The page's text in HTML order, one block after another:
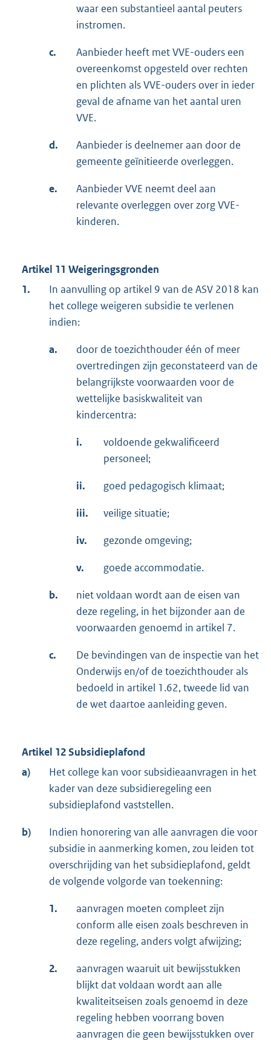
waar een substantieel aantal peuters
instromen.
c.
Aanbieder heeft met VVE-ouders een
overeenkomst opgesteld over rechten
en plichten als VVE-ouders over in ieder
geval de afname van het aantal uren
VVE.
d.
Aanbieder is deelnemer aan door de
gemeente geïnitieerde overleggen.
e.
Aanbieder VVE neemt deel aan
relevante overleggen over zorg VVE-
kinderen.
Artikel 11 Weigeringsgronden
1.
In aanvulling op artikel 9 van de ASV 2018 kan
het college weigeren subsidie te verlenen
indien:
a.
door de toezichthouder één of meer
overtredingen zijn geconstateerd van de
belangrijkste voorwaarden voor de
wettelijke basiskwaliteit van
kindercentra:
i.
voldoende gekwalificeerd
personeel;
ii. goed pedagogisch klimaat;
iii. veilige situatie;
iv. gezonde omgeving;
v. goede accommodatie.
b.
niet voldaan wordt aan de eisen van
deze regeling, in het bijzonder aan de
voorwaarden genoemd in artikel 7.
c.
De bevindingen van de inspectie van het
Onderwijs en/of de toezichthouder als
bedoeld in artikel 1.62, tweede lid van
de wet daartoe aanleiding geven.
Artikel 12 Subsidieplafond
a)
Het college kan voor subsidieaanvragen in het
kader van deze subsidieregeling een
subsidieplafond vaststellen.
b)
Indien honorering van alle aanvragen die voor
subsidie in aanmerking komen, zou leiden tot
overschrijding van het subsidieplafond, geldt
de volgende volgorde van toekenning:
1.
aanvragen moeten compleet zijn
conform alle eisen zoals beschreven in
deze regeling, anders volgt afwijzing;
2.
aanvragen waaruit uit bewijsstukken
blijkt dat voldaan wordt aan alle
kwaliteitseisen zoals genoemd in deze
regeling hebben voorrang boven
aanvragen die geen bewijsstukken over